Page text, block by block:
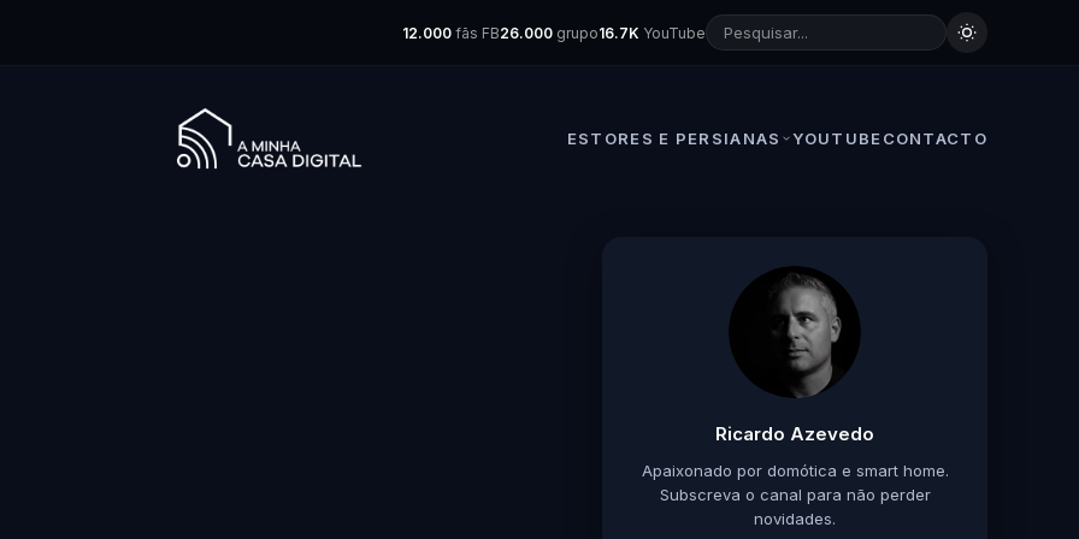
12.000 fãs FB26.000 grupo16.7K YouTube
ESTORES E PERSIANAS YOUTUBE CONTACTO
Ricardo Azevedo
Apaixonado por domótica e smart home.
Subscreva o canal para não perder
novidades.